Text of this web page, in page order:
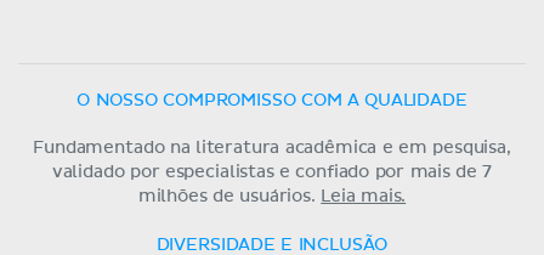
O NOSSO COMPROMISSO COM A QUALIDADE
Fundamentado na literatura acadêmica e em pesquisa,
validado por especialistas e confiado por mais de 7
milhões de usuários. Leia mais.
DIVERSIDADE E INCLUSÃO